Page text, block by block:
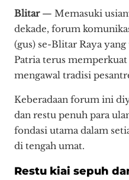
Blitar— Memasuki
dekade, forum
(gus) se-Blitar Raya
Patria terus
mengawal tradisi
Keberadaan forum ini
dan restu penuh para
fondasi utama dalam
di tengah umat.
Restu kiai sepuh